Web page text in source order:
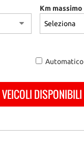
Km massimo
Automatico
DISPONIBILI